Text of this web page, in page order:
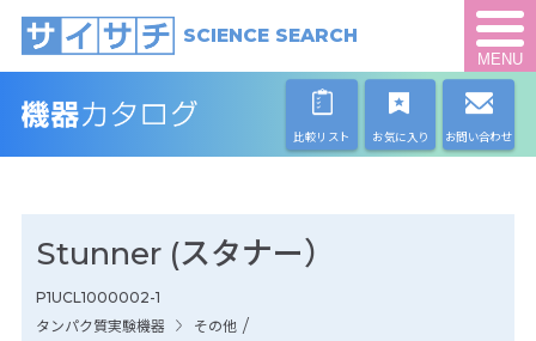
SCIENCE SEARCH
MENU
比較リスト お気に入り お問い合わせ
Stunner (スタナー）
P1UCL1000002-1
タンパク質実験機器
その他 /